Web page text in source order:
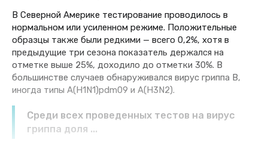
В Северной Америке тестирование проводилось в
нормальном или усиленном режиме. Положительные
образцы также были редкими — всего 0,2%, хотя в
предыдущие три сезона показатель держался на
отметке выше 25%, доходило до отметки 30%. В
большинстве случаев обнаруживался вирус гриппа B,
иногда типы A(H1N1)pdm09 и A(H3N2).
Среди всех проведенных тестов на вирус
гриппа доля ...